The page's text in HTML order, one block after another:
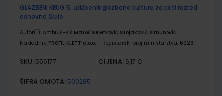
GLAZBENI KRUG 5; udžbenik glazbene kulture za peti razred
osnovne škole
Autor(i): Ambruš-Kiš Matoš Seletković Stojaković Šimunović
Nakladnik: PROFIL KLETT d.o.o. Registarski broj ministarstva: 6026
SKU: 556177 CIJENA: 6,17 €
ŠIFRA OMOTA: 500285